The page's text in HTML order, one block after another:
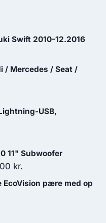
Swift 2010-12.2016
/ Mercedes / Seat /
USB,
11" Subwoofer
kr.
aktuelle
EcoVision pære med op